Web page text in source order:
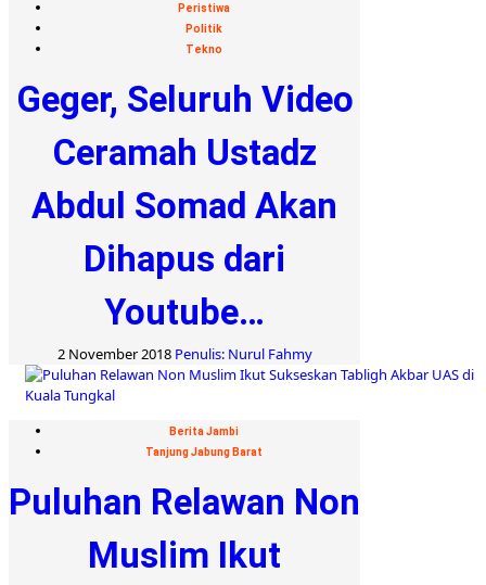
Peristiwa
Politik
Tekno
Geger, Seluruh Video
Ceramah Ustadz
Abdul Somad Akan
Dihapus dari
Youtube…
2 November 2018 Penulis: Nurul Fahmy
Berita Jambi
Tanjung Jabung Barat
Puluhan Relawan Non
Muslim Ikut